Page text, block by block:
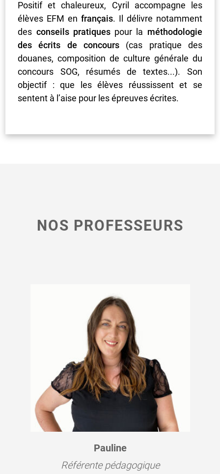
Positif et chaleureux, Cyril accompagne les
élèves EFM en français. Il délivre notamment
des conseils pratiquespour la méthodologie
des écrits de concours (cas pratique des
douanes,composition de culture générale du
concours SOG, résumés de textes...). Son
objectif : que les élèves réussissent et se
sentent à l’aise pour les épreuves écrites.
NOS PROFESSEURS
Pauline
Référente pédagogique